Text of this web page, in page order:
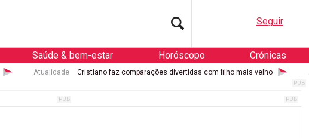
Seguir
Saúde & bem-estar Horóscopo Crónicas
Atualidade Cristiano faz comparações divertidas com filho mais velho